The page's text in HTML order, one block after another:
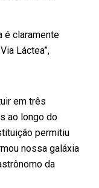
é claramente
Láctea”,
em três
ao longo do
permitiu
nossa galáxia
da